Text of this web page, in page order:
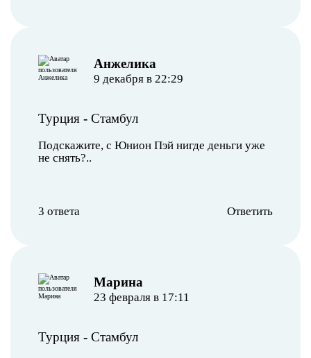
Анжелика
9 декабря в 22:29
Турция - Стамбул
Подскажите, с Юнион Пэй нигде деньги уже
не снять?..
3 ответа Ответить
Марина
23 февраля в 17:11
Турция - Стамбул